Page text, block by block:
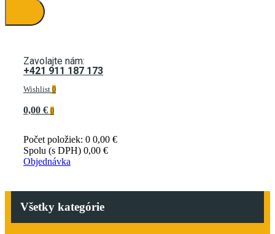
Zavolajte nám:
+421 911 187 173
Wishlist 0
0,00 € 0
Počet položiek: 0 0,00 €
Spolu (s DPH) 0,00 €
Objednávka
Všetky kategórie